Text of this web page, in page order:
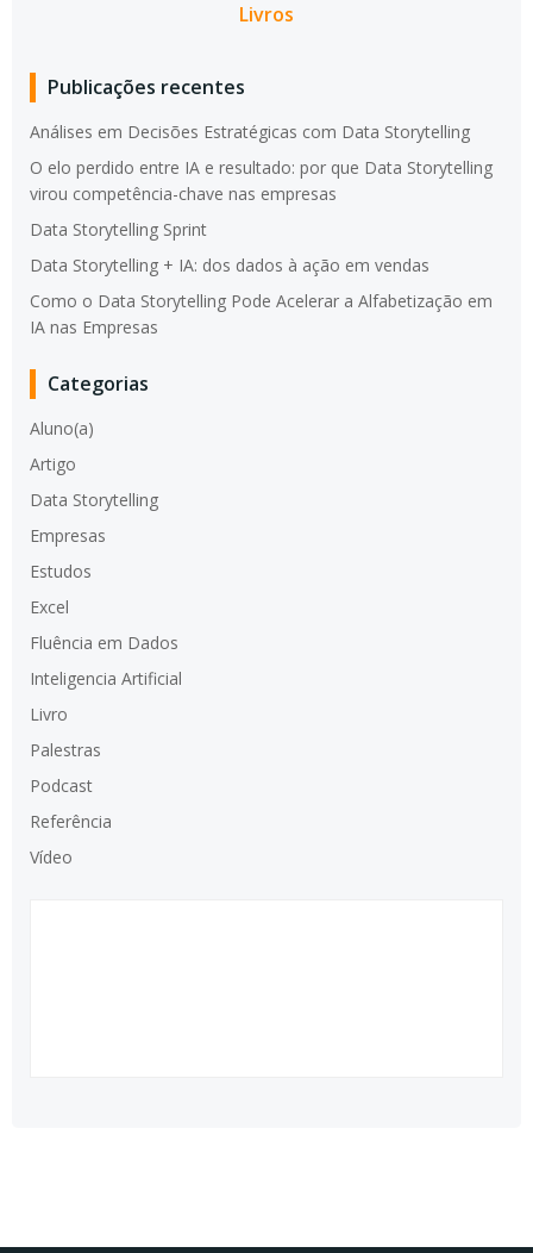
Livros
Publicações recentes
Análises em Decisões Estratégicas com Data Storytelling
O elo perdido entre IA e resultado: por que Data Storytelling
virou competência-chave nas empresas
Data Storytelling Sprint
Data Storytelling + IA: dos dados à ação em vendas
Como o Data Storytelling Pode Acelerar a Alfabetização em
IA nas Empresas
Categorias
Aluno(a)
Artigo
Data Storytelling
Empresas
Estudos
Excel
Fluência em Dados
Inteligencia Artificial
Livro
Palestras
Podcast
Referência
Vídeo